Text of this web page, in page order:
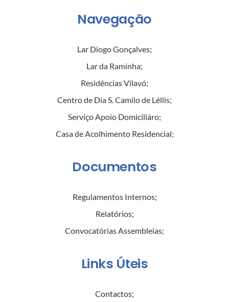
Navegação
Lar Diogo Gonçalves;
Lar da Raminha;
Residências Vilavó;
Centro de Dia S. Camilo de Léllis;
Serviço Apoio Domiciliáro;
Casa de Acolhimento Residencial;
Documentos
Regulamentos Internos;
Relatórios;
Convocatórias Assembleias;
Links Úteis
Contactos;